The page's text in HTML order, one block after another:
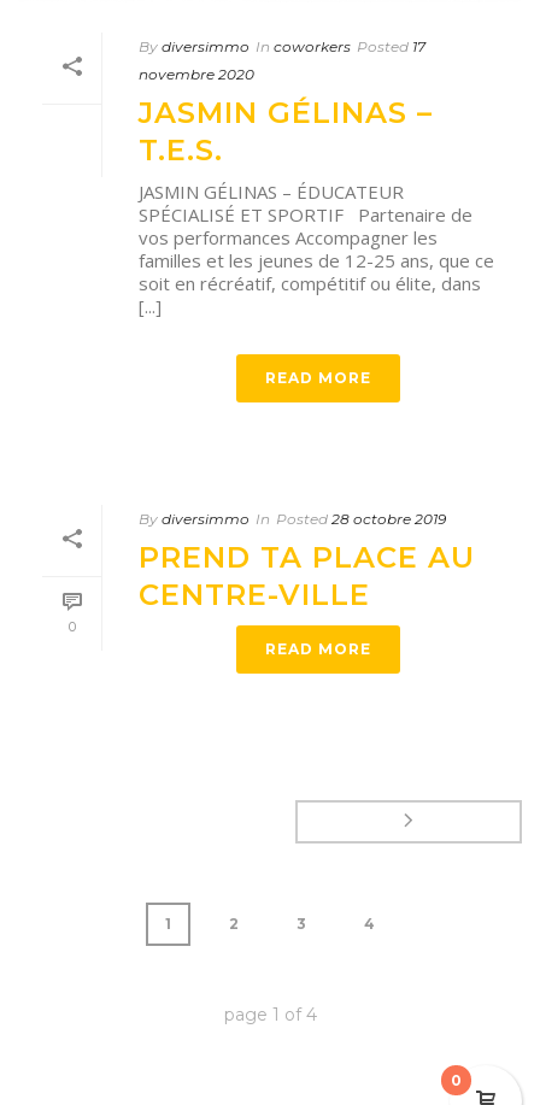
By diversimmo In coworkers Posted 17
novembre 2020
JASMIN GÉLINAS –
T.E.S.
JASMIN GÉLINAS – ÉDUCATEUR
SPÉCIALISÉ ET SPORTIF Partenaire de
vos performances Accompagner les
familles et les jeunes de 12-25 ans, que ce
soit en récréatif, compétitif ou élite, dans
[...]
READ MORE
0
By diversimmo In Posted 28 octobre 2019
PREND TA PLACE AU
CENTRE-VILLE
READ MORE
1 2 3 4
page 1 of4
0